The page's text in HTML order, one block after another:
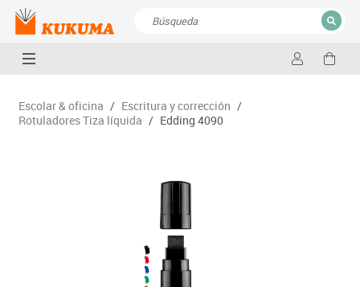
CERRAR
Escolar & oficina / Escritura y corrección /
Rotuladores Tiza líquida / Edding 4090